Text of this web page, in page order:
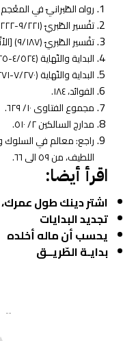
رواه الطّبرانيّ في المعْجم
تفْسير الطّبريّ (٩/٢٢١-٢٢٢) [الأنْعام:٣٣].
تفْسير الطّبريّ (٩/١٨٧) [الأنْعام:٢٠].
البداية والنّهاية (٤/٥٢٤-٥٢٥).
البداية والنّهاية (٧/٢٧٠-٢٧١).
الفوائد، ١٨٤.
مجموع الفتاوى ١٠/ ٦٢٩.
مدارج السالكين ٢/ ٥١٠.
راجع: معالم في السلوك
اللطيف، من ٥٩ الى ٦٦.
اقرأ أيضا:
اشتر دينك طول عمرك،
تجديد البدايات
يحسب أن ماله أخلده
بدايـة الطّريــق